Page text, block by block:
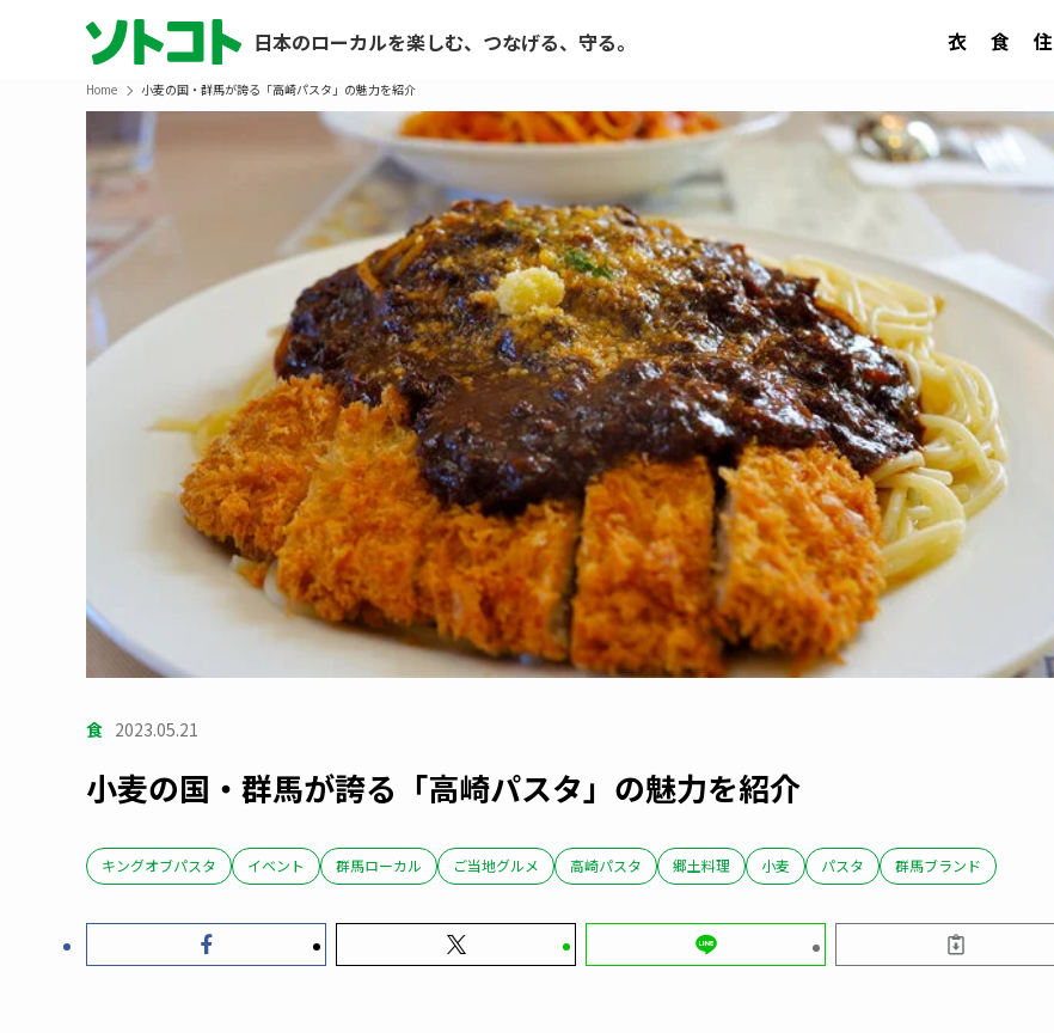
日本のローカルを楽しむ、つなげる、守る。 衣 食 住
Home 小麦の国・群馬が誇る「高崎パスタ」の魅力を紹介
食 2023.05.21
小麦の国・群馬が誇る「高崎パスタ」の魅力を紹介
キングオブパスタ イベント 群馬ローカル ご当地グルメ 高崎パスタ 郷土料理 小麦 パスタ 群馬ブランド